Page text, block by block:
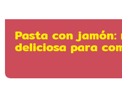
Pasta con
deliciosa para